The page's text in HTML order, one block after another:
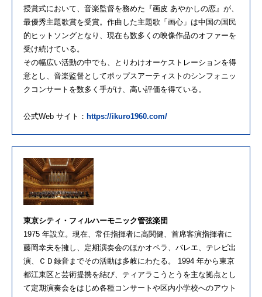
授賞式において、音楽監督を務めた『画皮 あやかしの恋』が、
最優秀主題歌賞を受賞。作曲した主題歌「画心」は中国の国民
的ヒットソングとなり、現在も数多くの映像作品のオファーを
受け続けている。
その幅広い活動の中でも、とりわけオーケストレーションを得
意とし、音楽監督としてポップスアーティストのシンフォニッ
クコンサートを数多く手がけ、高い評価を得ている。
公式Web サイト： https://ikuro1960.com/
東京シティ・フィルハーモニック管弦楽団
1975 年設立。現在、常任指揮者に高関健、首席客演指揮者に
藤岡幸夫を擁し、定期演奏会のほかオペラ、バレエ、テレビ出
演、ＣＤ録音までその活動は多岐にわたる。 1994 年から東京
都江東区と芸術提携を結び、ティアラこうとうを主な拠点とし
て定期演奏会をはじめ各種コンサートや区内小学校へのアウト